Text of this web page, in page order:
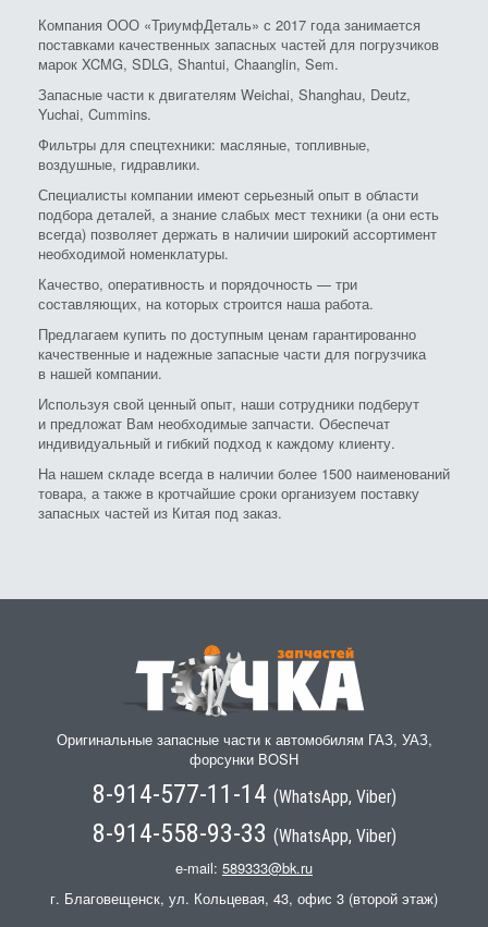
Компания ООО «ТриумфДеталь» с 2017 года занимается
поставками качественных запасных частей для погрузчиков
марок XCMG, SDLG, Shantui, Chaanglin, Sem.
Запасные части к двигателям Weichai, Shanghau, Deutz,
Yuchai, Cummins.
Фильтры для спецтехники: масляные, топливные,
воздушные, гидравлики.
Специалисты компании имеют серьезный опыт в области
подбора деталей, а знание слабых мест техники (а они есть
всегда) позволяет держать в наличии широкий ассортимент
необходимой номенклатуры.
Качество, оперативность и порядочность — три
составляющих, на которых строится наша работа.
Предлагаем купить по доступным ценам гарантированно
качественные и надежные запасные части для погрузчика
в нашей компании.
Используя свой ценный опыт, наши сотрудники подберут
и предложат Вам необходимые запчасти. Обеспечат
индивидуальный и гибкий подход к каждому клиенту.
На нашем складе всегда в наличии более 1500 наименований
товара, а также в кротчайшие сроки организуем поставку
запасных частей из Китая под заказ.
Оригинальные запасные части к автомобилям ГАЗ, УАЗ,
форсунки BOSH
8-914-577-11-14 (WhatsApp, Viber)
8-914-558-93-33 (WhatsApp, Viber)
e-mail: 589333@bk.ru
г. Благовещенск, ул. Кольцевая, 43, офис 3 (второй этаж)